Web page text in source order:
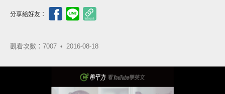
分享給好友：
觀看次數：7007 • 2016-08-18